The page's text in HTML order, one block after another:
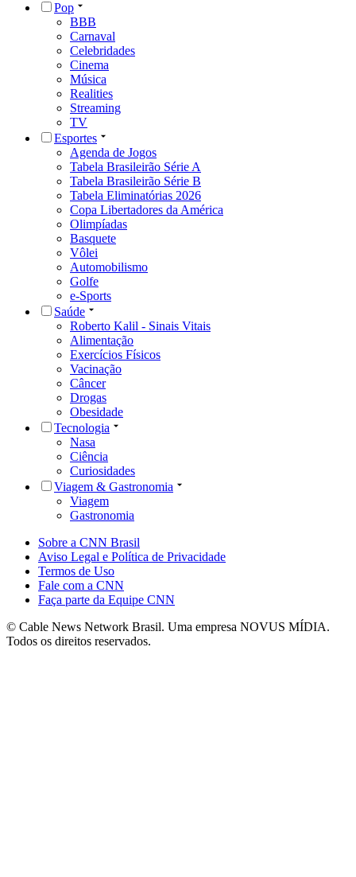
Pop
BBB
Carnaval
Celebridades
Cinema
Música
Realities
Streaming
TV
Esportes
Agenda de Jogos
Tabela Brasileirão Série A
Tabela Brasileirão Série B
Tabela Eliminatórias 2026
Copa Libertadores da América
Olimpíadas
Basquete
Vôlei
Automobilismo
Golfe
e-Sports
Saúde
Roberto Kalil - Sinais Vitais
Alimentação
Exercícios Físicos
Vacinação
Câncer
Drogas
Obesidade
Tecnologia
Nasa
Ciência
Curiosidades
Viagem & Gastronomia
Viagem
Gastronomia
Sobre a CNN Brasil
Aviso Legal e Política de Privacidade
Termos de Uso
Fale com a CNN
Faça parte da Equipe CNN
© Cable News Network Brasil. Uma empresa NOVUS MÍDIA.
Todos os direitos reservados.